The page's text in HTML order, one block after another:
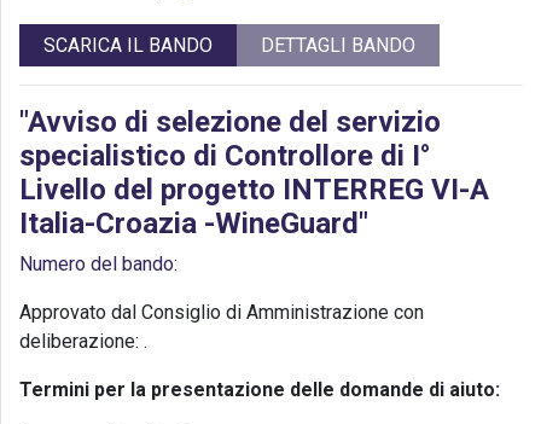
SCARICA IL BANDO DETTAGLI BANDO
"Avviso di selezione del servizio
specialistico di Controllore di I°
Livello del progetto INTERREG VI-A
Italia-Croazia -WineGuard"
Numero del bando:
Approvato dal Consiglio di Amministrazione con
deliberazione: .
Termini per la presentazione delle domande di aiuto: